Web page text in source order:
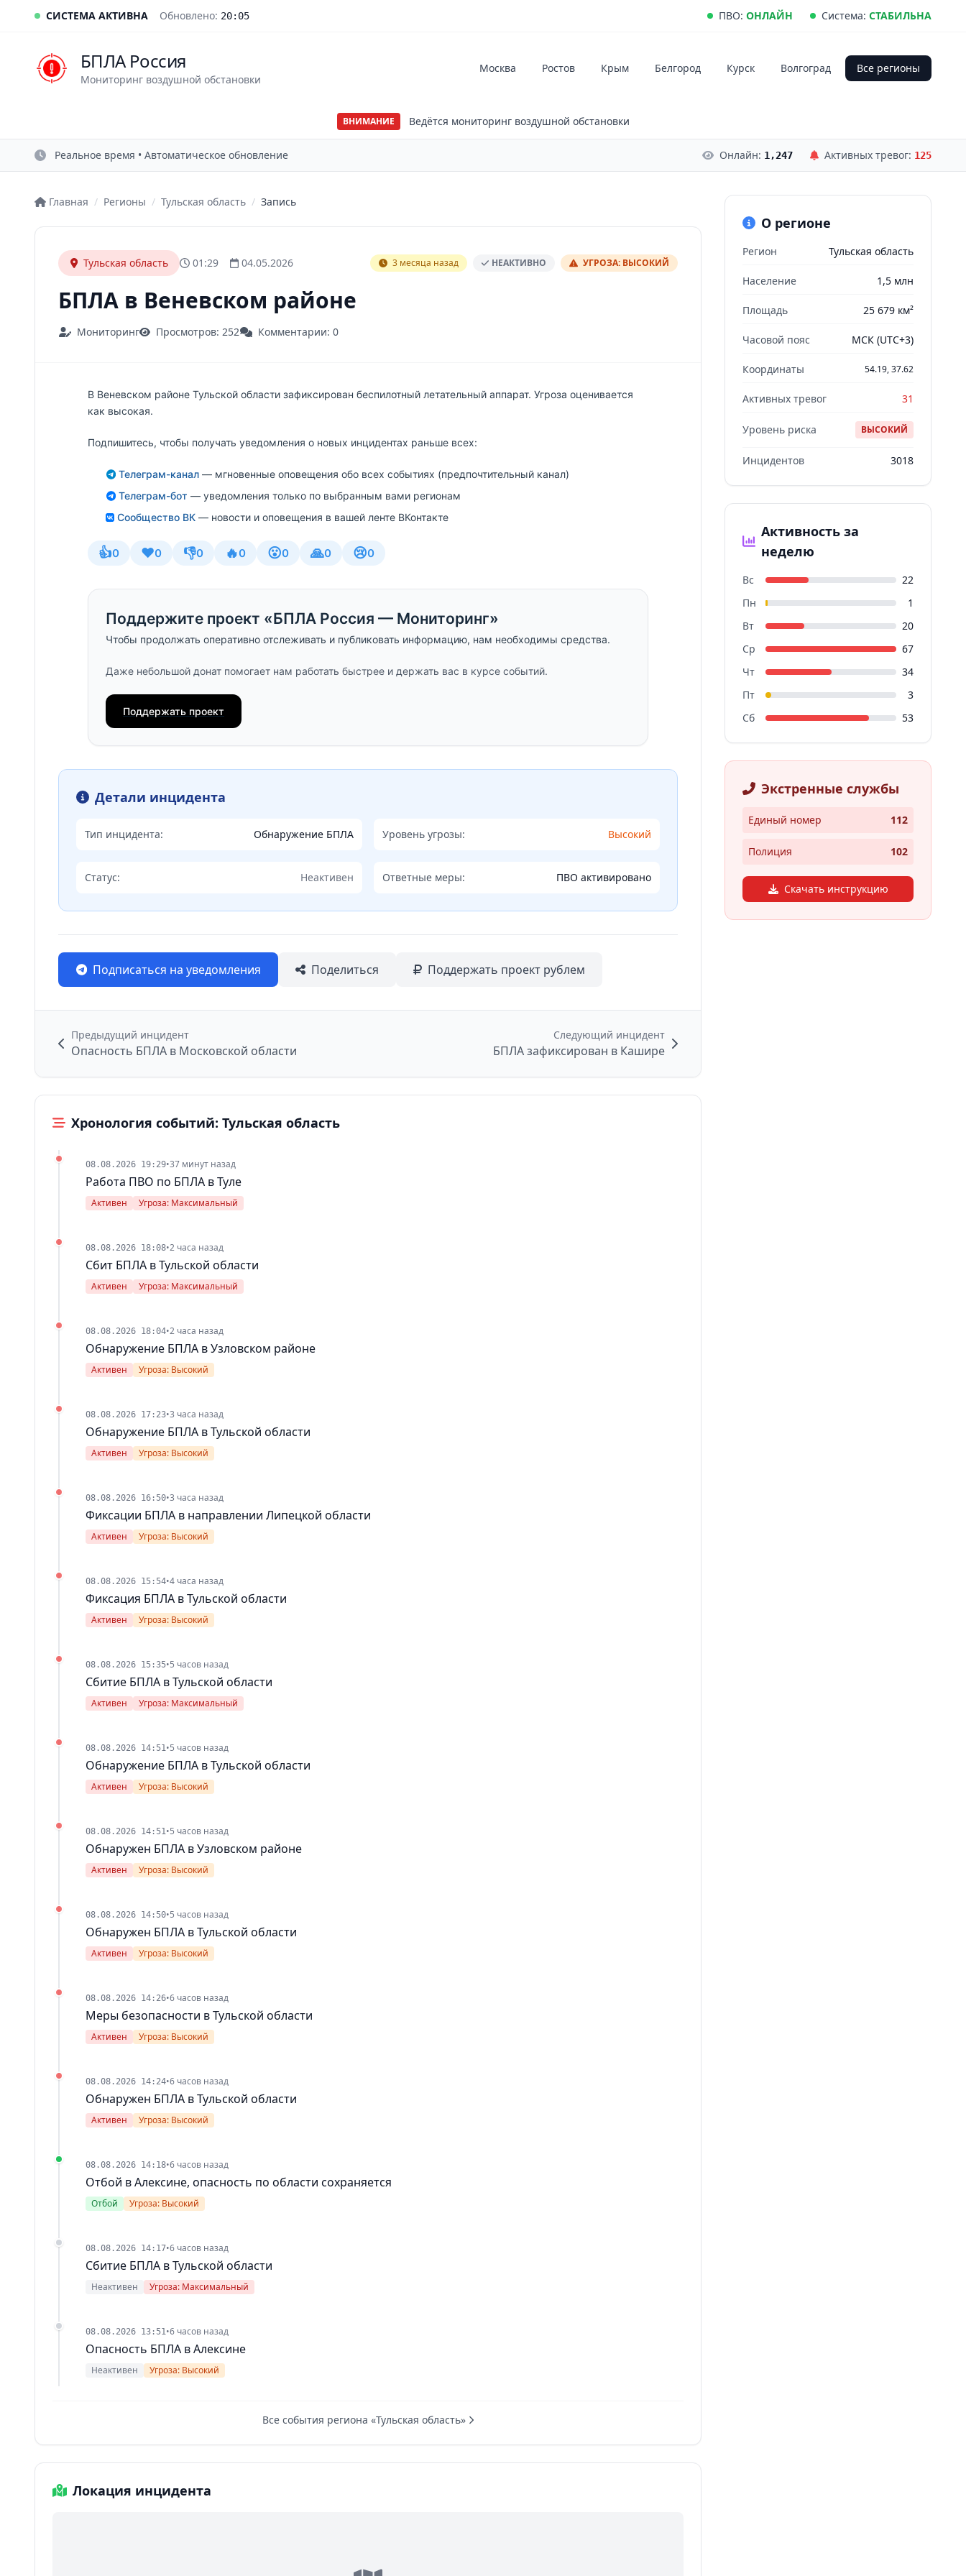
СИСТЕМА АКТИВНА Обновлено: 20:05 ПВО: ОНЛАЙН Система: СТАБИЛЬНА
БПЛА Россия
Мониторинг воздушной обстановки
Москва Ростов Крым Белгород Курск Волгоград Все регионы
ВНИМАНИЕ Ведётся мониторинг воздушной обстановки
Реальное время • Автоматическое обновление Онлайн: 1,247 Активных тревог: 125
Главная / Регионы / Тульская область / Запись
Тульская область 01:29 04.05.2026 3 месяца назад НЕАКТИВНО УГРОЗА: ВЫСОКИЙ
БПЛА в Веневском районе
Мониторинг Просмотров: 252 Комментарии: 0
В Веневском районе Тульской области зафиксирован беспилотный летательный аппарат. Угроза оценивается
как высокая.
Подпишитесь, чтобы получать уведомления о новых инцидентах раньше всех:
Телеграм-канал— мгновенные оповещения обо всех событиях (предпочтительный канал)
Телеграм-бот — уведомления только по выбранным вами регионам
Сообщество ВК — новости и оповещения в вашей ленте ВКонтакте
👍0 ❤️0 👎0 🔥0 😮0 🙏0 😢0
Поддержите проект «БПЛА Россия — Мониторинг»
Чтобы продолжать оперативно отслеживать и публиковать информацию, нам необходимы средства.
Даже небольшой донат помогает нам работать быстрее и держать вас в курсе событий.
Поддержать проект
Детали инцидента
Тип инцидента: Обнаружение БПЛА Уровень угрозы: Высокий
Статус: Неактивен Ответные меры: ПВО активировано
Подписаться на уведомления Поделиться Поддержать проект рублем
Предыдущий инцидент
Опасность БПЛА в Московской области
Следующий инцидент
БПЛА зафиксирован в Кашире
Хронология событий: Тульская область
08.08.2026 19:29•37 минут назад
Работа ПВО по БПЛА в Туле
Активен Угроза: Максимальный
08.08.2026 18:08•2 часа назад
Сбит БПЛА в Тульской области
Активен Угроза: Максимальный
08.08.2026 18:04•2 часа назад
Обнаружение БПЛА в Узловском районе
Активен Угроза: Высокий
08.08.2026 17:23•3 часа назад
Обнаружение БПЛА в Тульской области
Активен Угроза: Высокий
08.08.2026 16:50•3 часа назад
Фиксации БПЛА в направлении Липецкой области
Активен Угроза: Высокий
08.08.2026 15:54•4 часа назад
Фиксация БПЛА в Тульской области
Активен Угроза: Высокий
08.08.2026 15:35•5 часов назад
Сбитие БПЛА в Тульской области
Активен Угроза: Максимальный
08.08.2026 14:51 •5 часов назад
Обнаружение БПЛА в Тульской области
Активен Угроза: Высокий
08.08.2026 14:51 •5 часов назад
Обнаружен БПЛА в Узловском районе
Активен Угроза: Высокий
08.08.2026 14:50•5 часов назад
Обнаружен БПЛА в Тульской области
Активен Угроза: Высокий
08.08.2026 14:26•6 часов назад
Меры безопасности в Тульской области
Активен Угроза: Высокий
08.08.2026 14:24•6 часов назад
Обнаружен БПЛА в Тульской области
Активен Угроза: Высокий
08.08.2026 14:18•6 часов назад
Отбой в Алексине, опасность по области сохраняется
Отбой Угроза: Высокий
08.08.2026 14:17•6 часов назад
Сбитие БПЛА в Тульской области
Неактивен Угроза: Максимальный
08.08.2026 13:51 •6 часов назад
Опасность БПЛА в Алексине
Неактивен Угроза: Высокий
Все события региона «Тульская область»
Локация инцидента
О регионе
Регион Тульская область
Население 1,5 млн
Площадь 25 679 км²
Часовой пояс МСК (UTC+3)
Координаты 54.19, 37.62
Активных тревог 31
Уровень риска ВЫСОКИЙ
Инцидентов 3018
Активность за
неделю
Вс
22
Пн
1
Вт
20
Ср
67
Чт
34
Пт
3
Сб
53
Экстренные службы
Единый номер 112
Полиция 102
Скачать инструкцию